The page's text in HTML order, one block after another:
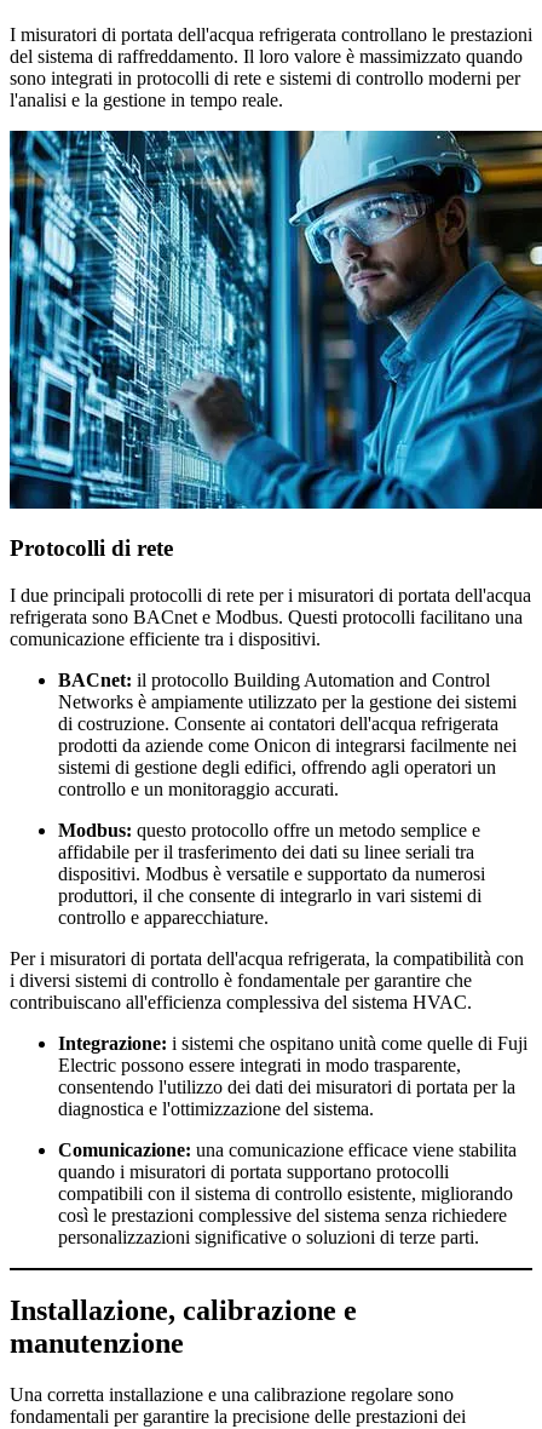
I misuratori di portata dell'acqua refrigerata controllano le prestazioni
del sistema di raffreddamento. Il loro valore è massimizzato quando
sono integrati in protocolli di rete e sistemi di controllo moderni per
l'analisi e la gestione in tempo reale.
Protocolli di rete
I due principali protocolli di rete per i misuratori di portata dell'acqua
refrigerata sono BACnet e Modbus. Questi protocolli facilitano una
comunicazione efficiente tra i dispositivi.
BACnet: il protocollo Building Automation and Control
Networks è ampiamente utilizzato per la gestione dei sistemi
di costruzione. Consente ai contatori dell'acqua refrigerata
prodotti da aziende come Onicon di integrarsi facilmente nei
sistemi di gestione degli edifici, offrendo agli operatori un
controllo e un monitoraggio accurati.
Modbus: questo protocollo offre un metodo semplice e
affidabile per il trasferimento dei dati su linee seriali tra
dispositivi. Modbus è versatile e supportato da numerosi
produttori, il che consente di integrarlo in vari sistemi di
controllo e apparecchiature.
Per i misuratori di portata dell'acqua refrigerata, la compatibilità con
i diversi sistemi di controllo è fondamentale per garantire che
contribuiscano all'efficienza complessiva del sistema HVAC.
Integrazione: i sistemi che ospitano unità come quelle di Fuji
Electric possono essere integrati in modo trasparente,
consentendo l'utilizzo dei dati dei misuratori di portata per la
diagnostica e l'ottimizzazione del sistema.
Comunicazione: una comunicazione efficace viene stabilita
quando i misuratori di portata supportano protocolli
compatibili con il sistema di controllo esistente, migliorando
così le prestazioni complessive del sistema senza richiedere
personalizzazioni significative o soluzioni di terze parti.
Installazione, calibrazione e
manutenzione
Una corretta installazione e una calibrazione regolare sono
fondamentali per garantire la precisione delle prestazioni dei